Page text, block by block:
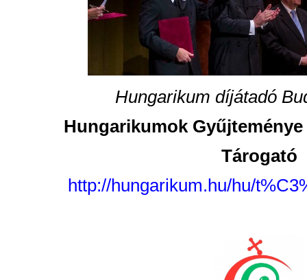
Hungarikum díjátadó
Hungarikumok
Tárogató
http://hungarikum.hu/hu/